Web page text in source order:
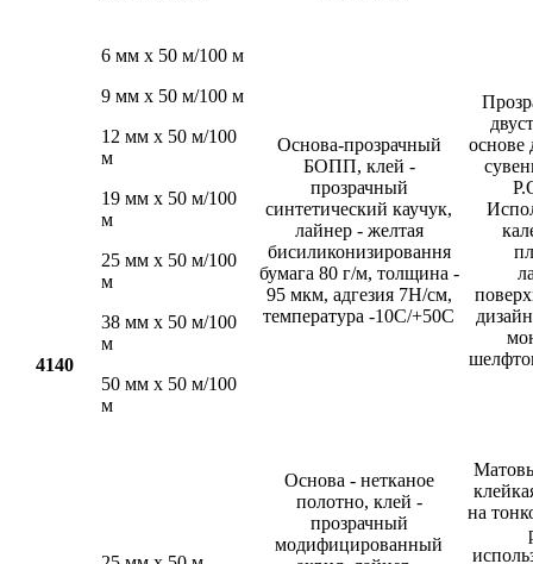
4140
6 мм х 50 м/100 м
9 мм х 50 м/100 м
12 мм х 50 м/100
м
19 мм х 50 м/100
м
25 мм х 50 м/100
м
38 мм х 50 м/100
м
50 мм х 50 м/100
м
Основа-прозрачный
БОПП, клей -
прозрачный
синтетический каучук,
лайнер - желтая
бисиликонизировання
бумага 80 г/м, толщина -
95 мкм, адгезия 7Н/см,
температура -10С/+50С
основе
Основа - нетканое
полотно, клей -
прозрачный
модифицированный
на